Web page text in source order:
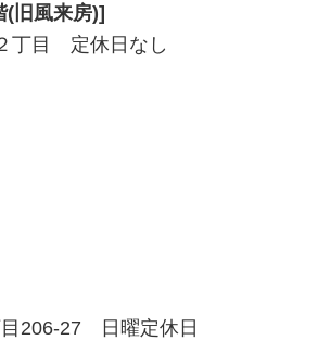
(旧風来房)]
丁目 定休日なし
206-27 日曜定休日